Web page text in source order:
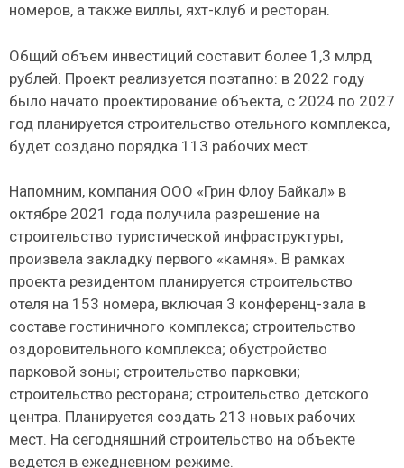
номеров, а также виллы, яхт-клуб и ресторан.
Общий объем инвестиций составит более 1,3 млрд
рублей. Проект реализуется поэтапно: в 2022 году
было начато проектирование объекта, с 2024 по 2027
год планируется строительство отельного комплекса,
будет создано порядка 113 рабочих мест.
Напомним, компания ООО «Грин Флоу Байкал» в
октябре 2021 года получила разрешение на
строительство туристической инфраструктуры,
произвела закладку первого «камня». В рамках
проекта резидентом планируется строительство
отеля на 153 номера, включая 3 конференц-зала в
составе гостиничного комплекса; строительство
оздоровительного комплекса; обустройство
парковой зоны; строительство парковки;
строительство ресторана; строительство детского
центра. Планируется создать 213 новых рабочих
мест. На сегодняшний строительство на объекте
ведется в ежедневном режиме.